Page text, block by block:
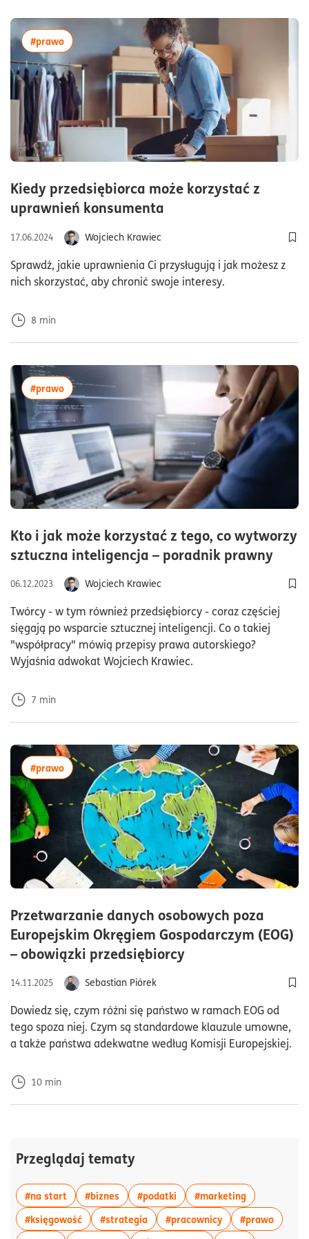
Kiedy przedsiębiorca może korzystać z
uprawnień konsumenta
17.06.2024
Wojciech Krawiec
Sprawdź, jakie uprawnienia Ci przysługują i jak możesz z
nich skorzystać, aby chronić swoje interesy.
8 min
#prawowięcej artykułów z tagiem:#prawo
Kto i jak może korzystać z tego, co wytworzy
sztuczna inteligencja – poradnik prawnyczas
06.12.2023
Wojciech Krawiec
Twórcy - w tym również przedsiębiorcy - coraz częściej
sięgają po wsparcie sztucznej inteligencji. Co o takiej
"współpracy" mówią przepisy prawa autorskiego?
Wyjaśnia adwokat Wojciech Krawiec.
7 min
#prawowięcej artykułów z tagiem:#prawo
Przetwarzanie danych osobowych poza
Europejskim Okręgiem Gospodarczym (EOG)
– obowiązki przedsiębiorcyczas
14.11.2025
Sebastian Piórek
Dowiedz się, czym różni się państwo w ramach EOG od
tego spoza niej. Czym są standardowe klauzule umowne,
a także państwa adekwatne według Komisji Europejskiej.
10 min
#prawowięcej artykułów z tagiem:#prawo
Przeglądaj tematy
#na startwięcej artykułów z tagiem:#na start
#bizneswięcej artykułów z tagiem:#biznes
#podatki więcej artykułów z
#marketingwięcej
#księgowośćwięcej artykułów z tagiem:#księgowość
#strategiawięcej artykułów z
#pracownicywięcej artykułów
#prawowięcej